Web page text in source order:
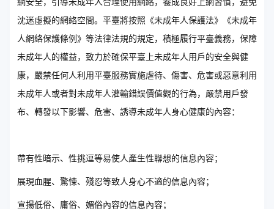
沈迷虛擬的網絡空間。平臺將按照《未成年人保護法》《未成年
人網絡保護條例》等法律法規的規定，積極履行平臺義務，保障
未成年人的權益，致力於確保平臺上未成年人用戶的安全與健
康，嚴禁任何人利用平臺服務實施虐待、傷害、危害或惡意利用
未成年人或者對未成年人灌輸錯誤價值觀的行為，嚴禁用戶發
布、轉發以下影響、危害、誘導未成年人身心健康的內容：
帶有性暗示、性挑逗等易使人產生性聯想的信息內容；
展現血腥、驚悚、殘忍等致人身心不適的信息內容；
宣揚低俗、庸俗、媚俗內容的信息內容；